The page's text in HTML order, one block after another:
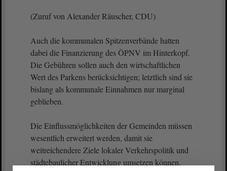
(Zuruf von Alexander Räuscher, CDU)
Auch die kommunalen Spitzenverbände hatten
dabei die Finanzierung des ÖPNV im Hinterkopf.
Die Gebühren sollen auch den wirtschaftlichen
Wert des Parkens berücksichtigen; letztlich sind sie
bislang als kommunale Einnahmen nur marginal
geblieben.
Die Einflussmöglichkeiten der Gemeinden müssen
wesentlich erweitert werden, damit sie
weitreichendere Ziele lokaler Verkehrspolitik und
städtebaulicher Entwicklung umsetzen können.